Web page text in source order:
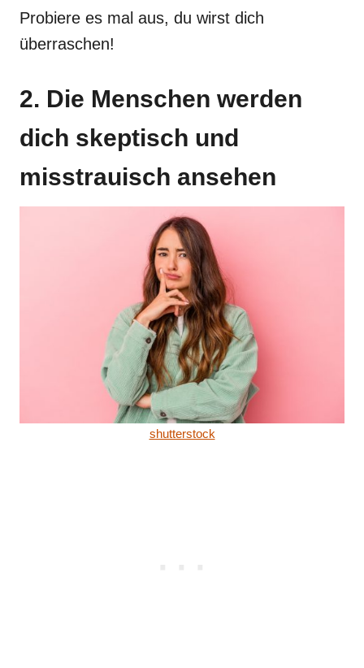
Probiere es mal aus, du wirst dich
überraschen!
2. Die Menschen werden
dich skeptisch und
misstrauisch ansehen
shutterstock